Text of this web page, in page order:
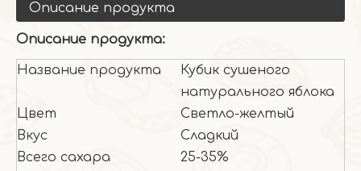
Описание продукта
Описание продукта:
Название продукта
Кубик сушеного
натурального яблока
Цвет
Светло-желтый
Вкус
Сладкий
Всего сахара
25-35%